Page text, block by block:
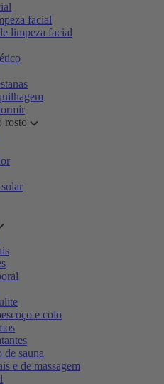
facial
limpeza facial
rosto
e colo
de sauna
e de massagem